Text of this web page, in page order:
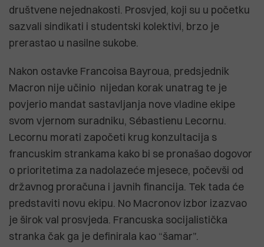
društvene nejednakosti. Prosvjed, koji su u početku
sazvali sindikati i studentski kolektivi, brzo je
prerastao u nasilne sukobe.
Nakon ostavke Francoisa Bayroua, predsjednik
Macron nije učinio nijedan korak unatrag te je
povjerio mandat sastavljanja nove vladine ekipe
svom vjernom suradniku, Sébastienu Lecornu.
Lecornu morati započeti krug konzultacija s
francuskim strankama kako bi se pronašao dogovor
o prioritetima za nadolazeće mjesece, počevši od
državnog proračuna i javnih financija. Tek tada će
predstaviti novu ekipu. No Macronov izbor izazvao
je širok val prosvjeda. Francuska socijalistička
stranka čak ga je definirala kao “šamar”.